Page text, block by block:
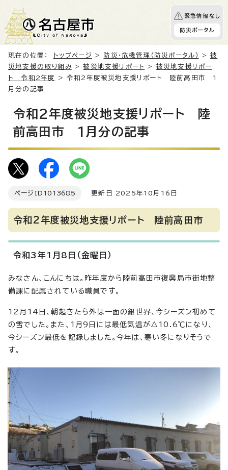
緊急情報なし
防災ポータル
現在の位置： トップページ > 防災・危機管理（防災ポータル） >被
災地支援の取り組み>被災地支援リポート > 被災地支援リポー
ト 令和2年度
> 令和2年度被災地支援リポート 陸前高田市 1
月分の記事
令和2年度被災地支援リポート 陸
前高田市 1月分の記事
ページID 1013685 更新日 2025年10月16日
令和2年度被災地支援リポート 陸前高田市
令和3年1月8日（金曜日）
みなさん、こんにちは。昨年度から陸前高田市復興局市街地整
備課に配属されている職員です。
12月14日、朝起きたら外は一面の銀世界、今シーズン初めて
の雪でした。また、1月9日には最低気温が△10.6℃になり、
今シーズン最低を記録しました。今年は、寒い冬になりそうで
す。